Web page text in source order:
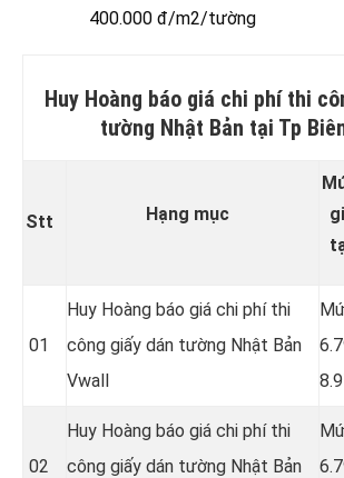
400.000 đ/m2/tường
Huy Hoàng báo giá chi phí thi
tường Nhật Bản tại Tp
Stt Hạng mục
01
Huy Hoàng báo giá chi phí thi
công giấy dán tường Nhật Bản
Vwall
02
Huy Hoàng báo giá chi phí thi
công giấy dán tường Nhật Bản